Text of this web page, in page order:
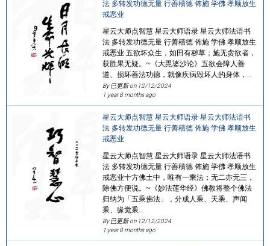
法 多转发功德无量 行善積德 佈施 学佛 孝顺放生
戒恶业
星云大师点智慧 星云大师语录 星云大师法语书
法 多转发功德无量 行善積德 佈施 学佛 孝顺放生
戒恶业 五欲坏众生，如田有秽草；施无贪欲者，
获胜果无疑。~《大毘婆沙论》五欲会障人善
道、损坏善法功德，就像疾病毁坏人的身体，…
By 已更新 on 12/12/2024
1 year 8 months ago
星云大师点智慧 星云大师语录 星云大师法语书
法 多转发功德无量 行善積德 佈施 学佛 孝顺放生
戒恶业
星云大师点智慧 星云大师语录 星云大师法语书
法 多转发功德无量 行善積德 佈施 学佛 孝顺放生
戒恶业十方佛土中，唯有一乘法；无二亦无三，
除佛方便说。~《妙法莲华经》佛教将整个佛法
归纳为「五乘佛法」，分成人乘、天乘、声闻
乘、缘觉乘…
By 已更新 on 12/12/2024
1 year 8 months ago